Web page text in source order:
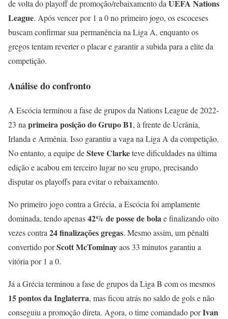
de volta do playoff de promoção/rebaixamento da UEFA Nations
League. Após vencer por 1 a 0 no primeiro jogo, os escoceses
buscam confirmar sua permanência na Liga A, enquanto os
gregos tentam reverter o placar e garantir a subida para a elite da
competição.
Análise do confronto
A Escócia terminou a fase de grupos da Nations League de 2022-
23 naprimeira posição do Grupo B1, à frente de Ucrânia,
Irlanda e Armênia. Isso garantiu a vaga na Liga A da competição.
No entanto, a equipe deSteve Clarketeve dificuldades na última
edição e acabou em terceiro lugar no seu grupo, precisando
disputar os playoffs para evitar o rebaixamento.
No primeiro jogo contra a Grécia, a Escócia foi amplamente
dominada, tendo apenas42% de posse de bolae finalizando oito
vezes contra24 finalizações gregas. Mesmo assim, um pênalti
convertido porScott McTominayaos 33 minutos garantiu a
vitória por 1 a 0.
Já a Grécia terminou a fase de grupos da Liga B com os mesmos
15 pontos da Inglaterra, mas ficou atrás no saldo de gols e não
conseguiu a promoção direta. Agora, o time comandado porIvan